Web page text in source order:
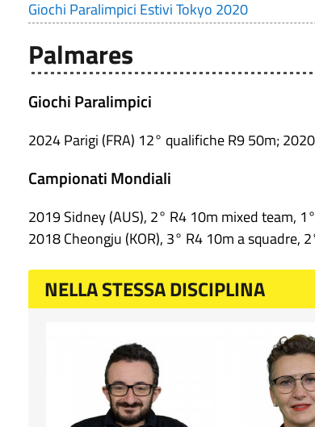
Giochi Paralimpici Estivi Tokyo 2020
Palmares
Giochi Paralimpici
2024 Parigi (FRA) 12° qualifiche R9 50m;
Campionati Mondiali
2019 Sidney (AUS), 2° R4 10m mixed team,
2018 Cheongju (KOR), 3° R4 10m a squadre,
NELLA STESSA DISCIPLINA